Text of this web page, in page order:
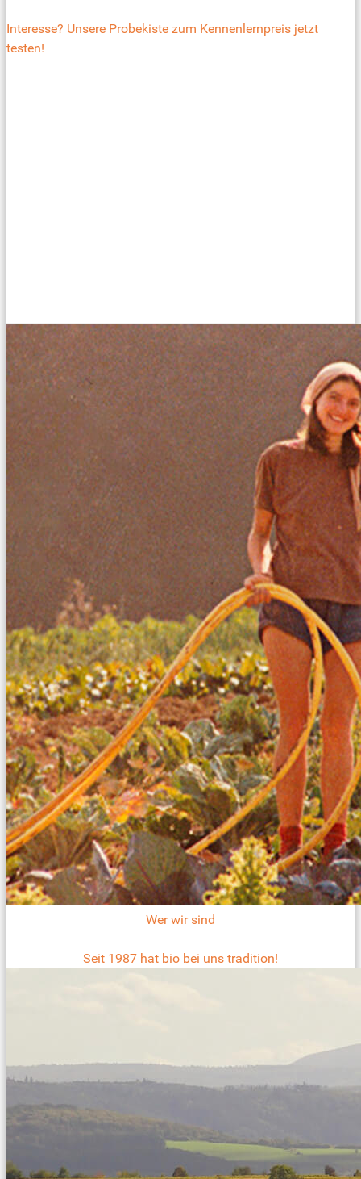
Interesse? Unsere Probekiste zum Kennenlernpreis jetzt
testen!
Wer wir sind
Seit 1987 hat bio bei uns tradition!